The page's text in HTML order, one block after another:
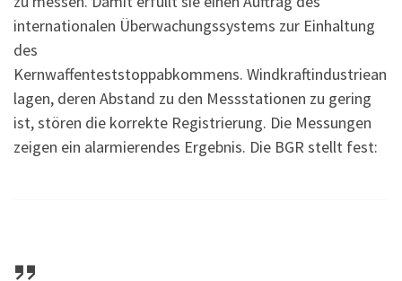
internationalen Überwachungssystems zur Einhaltung
des
Kernwaffenteststoppabkommens. Windkraftindustriean
lagen, deren Abstand zu den Messstationen zu gering
ist, stören die korrekte Registrierung. Die Messungen
zeigen ein alarmierendes Ergebnis. Die BGR stellt fest: